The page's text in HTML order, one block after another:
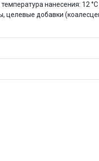
нанесения: 12
добавки
Плайтом
25
вопросы?